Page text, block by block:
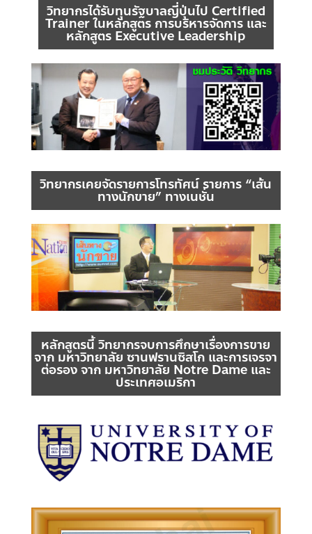
วิทยากรได้รับทุนรัฐบาลญี่ปุ่นไป Certified
Trainer ในหลักสูตร การบริหารจัดการ และ
หลักสูตร Executive Leadership
วิทยากรเคยจัดรายการโทรทัศน์ รายการ “เส้น
ทางนักขาย” ทางเนชั่น
หลักสูตรนี้ วิทยากรจบการศึกษาเรื่องการขาย
จาก มหาวิทยาลัย ซานฟรานซิสโก และการเจรจา
ต่อรอง จาก มหาวิทยาลัย Notre Dame และ
ประเทศอเมริกา